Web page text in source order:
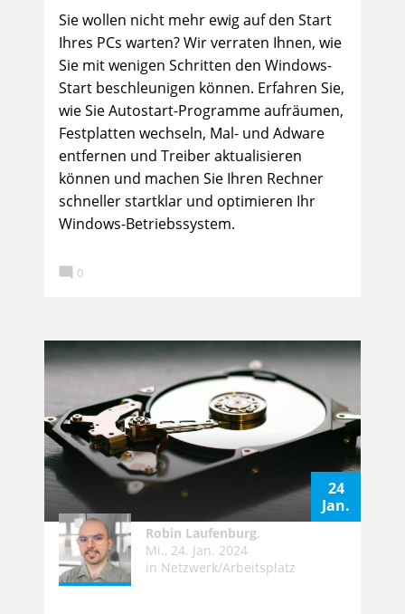
Sie wollen nicht mehr ewig auf den Start
Ihres PCs warten? Wir verraten Ihnen, wie
Sie mit wenigen Schritten den Windows-
Start beschleunigen können. Erfahren Sie,
wie Sie Autostart-Programme aufräumen,
Festplatten wechseln, Mal- und Adware
entfernen und Treiber aktualisieren
können und machen Sie Ihren Rechner
schneller startklar und optimieren Ihr
Windows-Betriebssystem.
 0
24
Jan.
Robin Laufenburg,
Mi., 24. Jan. 2024
in Netzwerk/Arbeitsplatz